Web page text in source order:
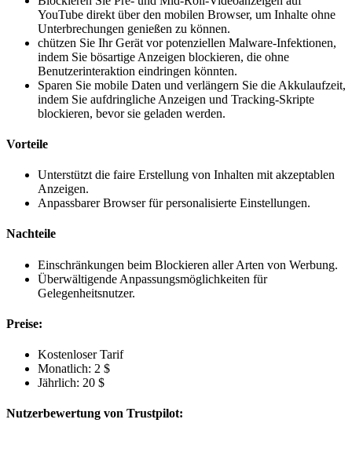
YouTube direkt über den mobilen Browser, um Inhalte ohne
Unterbrechungen genießen zu können.
chützen Sie Ihr Gerät vor potenziellen Malware-Infektionen,
indem Sie bösartige Anzeigen blockieren, die ohne
Benutzerinteraktion eindringen könnten.
Sparen Sie mobile Daten und verlängern Sie die Akkulaufzeit,
indem Sie aufdringliche Anzeigen und Tracking-Skripte
blockieren, bevor sie geladen werden.
Vorteile
Unterstützt die faire Erstellung von Inhalten mit akzeptablen
Anzeigen.
Anpassbarer Browser für personalisierte Einstellungen.
Nachteile
Einschränkungen beim Blockieren aller Arten von Werbung.
Überwältigende Anpassungsmöglichkeiten für
Gelegenheitsnutzer.
Preise:
Kostenloser Tarif
Monatlich: 2 $
Jährlich: 20 $
Nutzerbewertung von Trustpilot: